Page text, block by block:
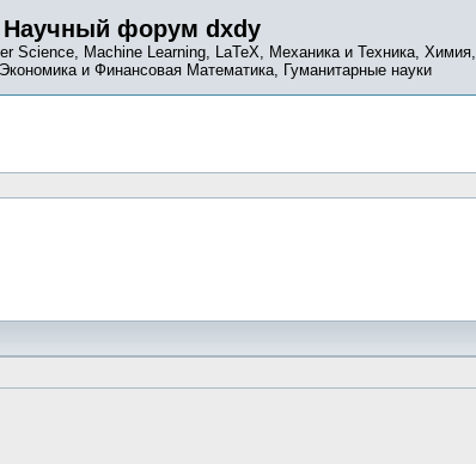
Научный форум dxdy
Science, Machine Learning, LaTeX, Механика и Техника, Химия,
и Финансовая Математика, Гуманитарные науки